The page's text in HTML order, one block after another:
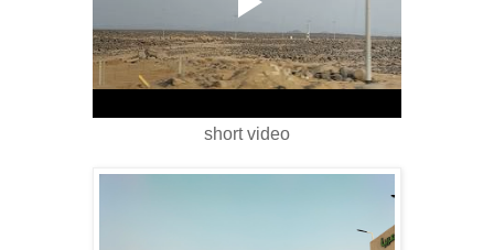
short video